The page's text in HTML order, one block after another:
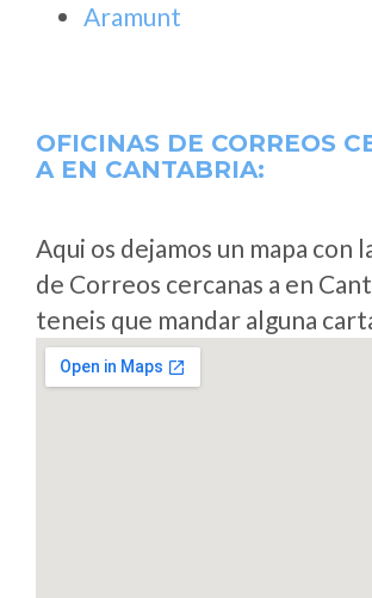
Aramunt
OFICINAS DE CORREOS
A EN CANTABRIA:
Aqui os dejamos un mapa con
de Correos cercanas a en
teneis que mandar alguna